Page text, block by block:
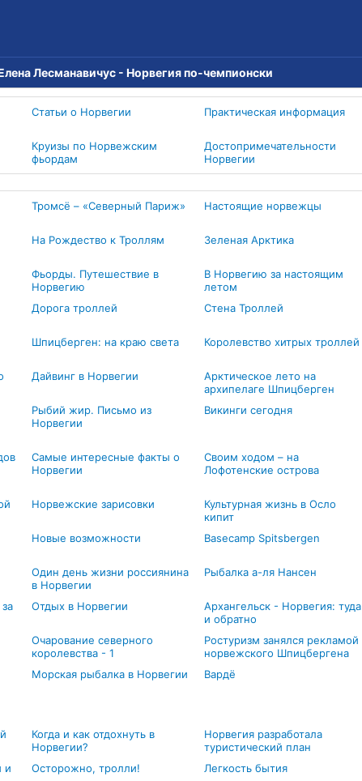
Лесманавичус - Норвегия по-чемпионски
Статьи о Норвегии Практическая информация
Круизы по Норвежским
фьордам
Достопримечательности
Норвегии
Тромсё – «Северный Париж» Настоящие норвежцы
На Рождество к Троллям Зеленая Арктика
Фьорды. Путешествие в
Норвегию
В Норвегию за настоящим
летом
Дорога троллей Стена Троллей
Шпицберген: на краю света Королевство хитрых троллей
Дайвинг в Норвегии
Арктическое лето на
архипелаге Шпицберген
Рыбий жир. Письмо из
Норвегии
Викинги сегодня
Самые интересные факты о
Норвегии
Своим ходом – на
Лофотенские острова
Норвежские зарисовки
Культурная жизнь в Осло
кипит
Новые возможности Basecamp Spitsbergen
Один день жизни россиянина
в Норвегии
Рыбалка а-ля Нансен
Отдых в Норвегии
Архангельск - Норвегия: туда
и обратно
Очарование северного
королевства - 1
Ростуризм занялся рекламой
норвежского Шпицбергена
Морская рыбалка в Норвегии Вардё
Когда и как отдохнуть в
Норвегии?
Норвегия разработала
туристический план
и
Осторожно, тролли! Легкость бытия